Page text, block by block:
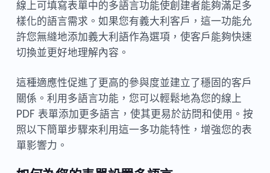
線上可填寫表單中的多語言功能使創建者能夠滿足多
樣化的語言需求。如果您有義大利客戶，這一功能允
許您無縫地添加義大利語作為選項，使客戶能夠快速
切換並更好地理解內容。
這種適應性促進了更高的參與度並建立了穩固的客戶
關係。利用多語言功能，您可以輕鬆地為您的線上
PDF 表單添加更多語言，使其更易於訪問和使用。按
照以下簡單步驟來利用這一多功能特性，增強您的表
單影響力。